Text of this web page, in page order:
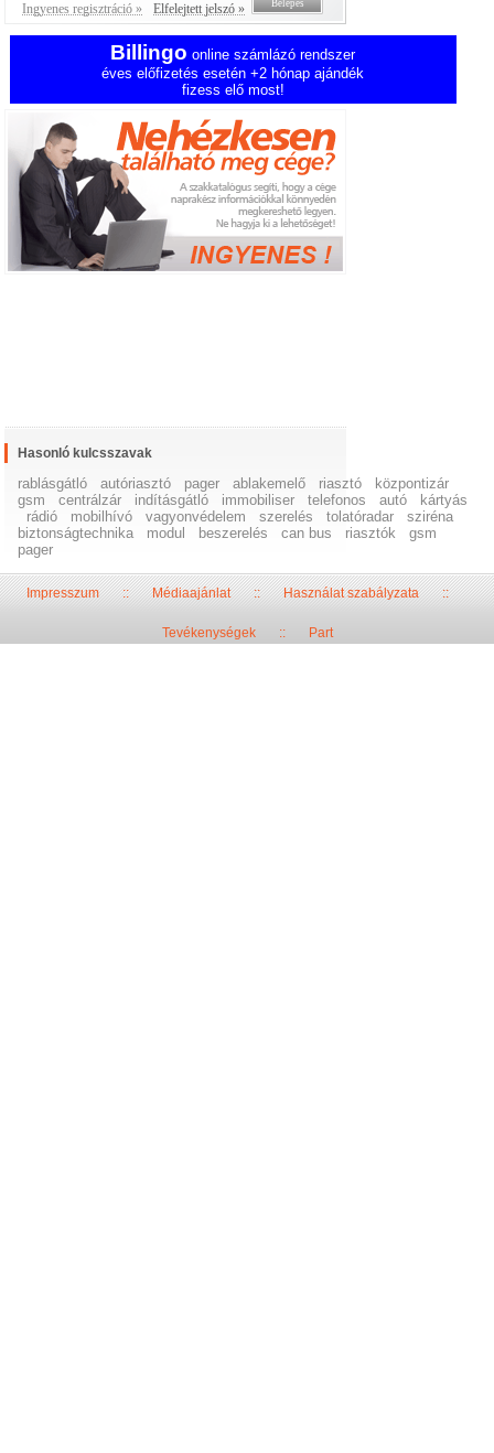
Ingyenes regisztráció » Elfelejtett jelszó »
Billingo online számlázó rendszer
éves előfizetés esetén +2 hónap ajándék
fizess elő most!
Hasonló kulcsszavak
rablásgátló autóriasztó pager ablakemelő riasztó
központizár
gsm
centrálzár indításgátló immobiliser telefonos autó
kártyás
rádió
mobilhívó vagyonvédelem szerelés tolatóradar
sziréna
biztonságtechnika
modul beszerelés can bus riasztók
gsm
pager
Impresszum::Médiaajánlat::Használat szabályzata::
Tevékenységek:: Part